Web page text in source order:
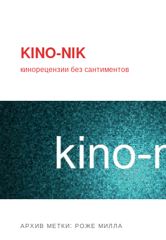
KINO-NIK
кинорецензии без сантиментов
АРХИВ МЕТКИ:РОЖЕ МИЛЛА